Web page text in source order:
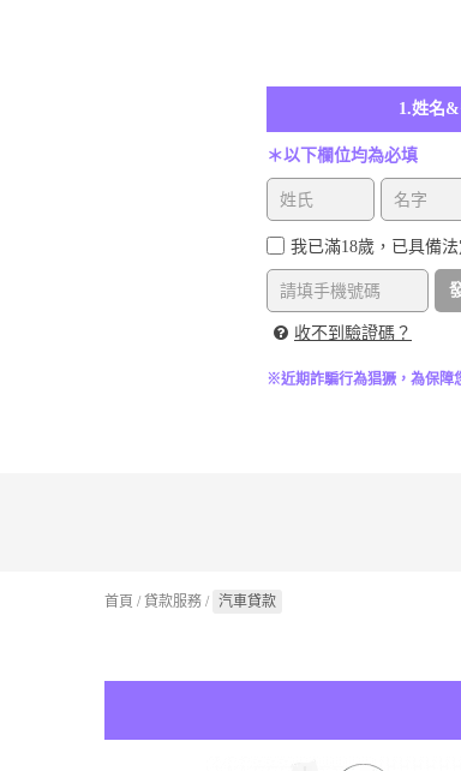
1.姓名
＊以下欄位均為必填
我已滿18歲，已具備
收不到驗證碼？
※近期詐騙行為猖獗，為保障
首頁 / 貸款服務 / 汽車貸款